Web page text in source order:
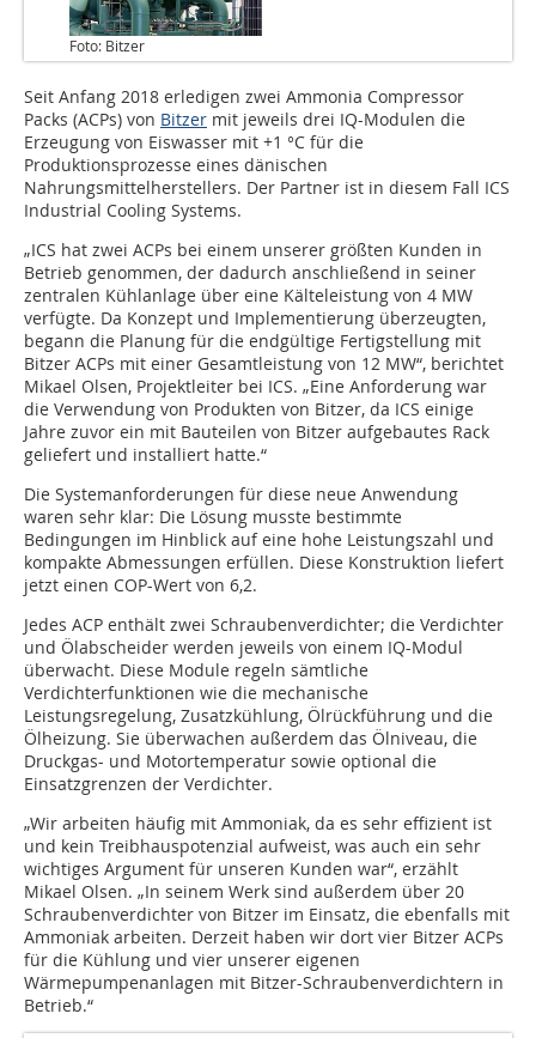
Foto: Bitzer
Seit Anfang 2018 erledigen zwei Ammonia Compressor
Packs (ACPs) von Bitzer mit jeweils drei IQ-Modulen die
Erzeugung von Eiswasser mit +1 °C für die
Produktionsprozesse eines dänischen
Nahrungsmittelherstellers. Der Partner ist in diesem Fall ICS
Industrial Cooling Systems.
„ICS hat zwei ACPs bei einem unserer größten Kunden in
Betrieb genommen, der dadurch anschließend in seiner
zentralen Kühlanlage über eine Kälteleistung von 4 MW
verfügte. Da Konzept und Implementierung überzeugten,
begann die Planung für die endgültige Fertigstellung mit
Bitzer ACPs mit einer Gesamtleistung von 12 MW“, berichtet
Mikael Olsen, Projektleiter bei ICS. „Eine Anforderung war
die Verwendung von Produkten von Bitzer, da ICS einige
Jahre zuvor ein mit Bauteilen von Bitzer aufgebautes Rack
geliefert und installiert hatte.“
Die Systemanforderungen für diese neue Anwendung
waren sehr klar: Die Lösung musste bestimmte
Bedingungen im Hinblick auf eine hohe Leistungszahl und
kompakte Abmessungen erfüllen. Diese Konstruktion liefert
jetzt einen COP-Wert von 6,2.
Jedes ACP enthält zwei Schraubenverdichter; die Verdichter
und Ölabscheider werden jeweils von einem IQ-Modul
überwacht. Diese Module regeln sämtliche
Verdichterfunktionen wie die mechanische
Leistungsregelung, Zusatzkühlung, Ölrückführung und die
Ölheizung. Sie überwachen außerdem das Ölniveau, die
Druckgas- und Motortemperatur sowie optional die
Einsatzgrenzen der Verdichter.
„Wir arbeiten häufig mit Ammoniak, da es sehr effizient ist
und kein Treibhauspotenzial aufweist, was auch ein sehr
wichtiges Argument für unseren Kunden war“, erzählt
Mikael Olsen. „In seinem Werk sind außerdem über 20
Schraubenverdichter von Bitzer im Einsatz, die ebenfalls mit
Ammoniak arbeiten. Derzeit haben wir dort vier Bitzer ACPs
für die Kühlung und vier unserer eigenen
Wärmepumpenanlagen mit Bitzer-Schraubenverdichtern in
Betrieb.“